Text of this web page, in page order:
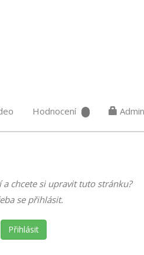
Hodnocení
a chcete si upravit tuto stránku?
se přihlásit.
Přihlásit